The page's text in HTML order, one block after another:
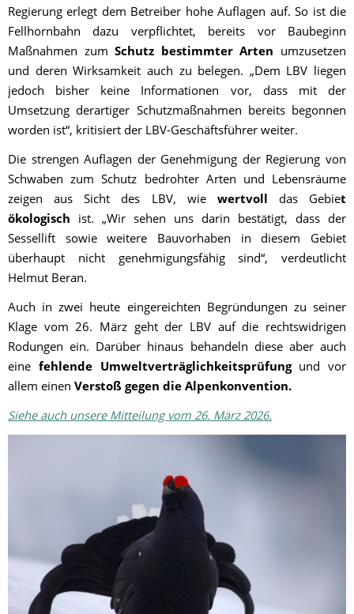
Regierung erlegt dem Betreiber hohe Auflagen auf. So ist die
Fellhornbahn dazu verpflichtet, bereits vor Baubeginn
Maßnahmen zum Schutz bestimmter Arten umzusetzen
und deren Wirksamkeit auch zu belegen. „Dem LBV liegen
jedoch bisher keine Informationen vor, dass mit der
Umsetzung derartiger Schutzmaßnahmen bereits begonnen
worden ist“, kritisiert der LBV-Geschäftsführer weiter.
Die strengen Auflagen der Genehmigung der Regierung von
Schwaben zum Schutz bedrohter Arten und Lebensräume
zeigen aus Sicht des LBV, wie wertvoll das Gebiet
ökologisch ist. „Wir sehen uns darin bestätigt, dass der
Sessellift sowie weitere Bauvorhaben in diesem Gebiet
überhaupt nicht genehmigungsfähig sind“, verdeutlicht
Helmut Beran.
Auch in zwei heute eingereichten Begründungen zu seiner
Klage vom 26. März geht der LBV auf die rechtswidrigen
Rodungen ein. Darüber hinaus behandeln diese aber auch
eine fehlende Umweltverträglichkeitsprüfung und vor
allem einen Verstoß gegen die Alpenkonvention.
Siehe auch unsere Mitteilung vom 26. März 2026.